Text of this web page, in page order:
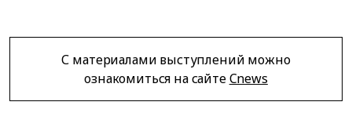
С материалами выступлений можно
ознакомиться на сайтеCnews